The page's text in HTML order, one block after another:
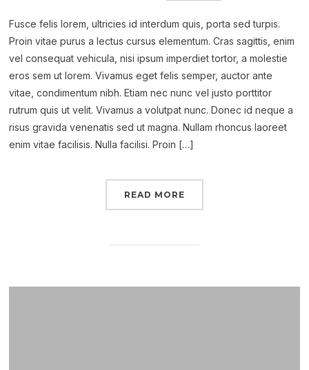
Fusce felis lorem, ultricies id interdum quis, porta sed turpis.
Proin vitae purus a lectus cursus elementum. Cras sagittis, enim
vel consequat vehicula, nisi ipsum imperdiet tortor, a molestie
eros sem ut lorem. Vivamus eget felis semper, auctor ante
vitae, condimentum nibh. Etiam nec nunc vel justo porttitor
rutrum quis ut velit. Vivamus a volutpat nunc. Donec id neque a
risus gravida venenatis sed ut magna. Nullam rhoncus laoreet
enim vitae facilisis. Nulla facilisi. Proin […]
READ MORE